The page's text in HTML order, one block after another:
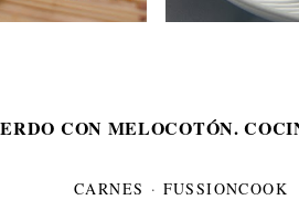
CON MELOCOTÓN.
CARNES · FUSSIONCOOK